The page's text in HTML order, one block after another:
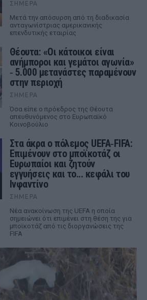
ΣΉΜΕΡΑ
Μετά την απόσυρση από τη διαδικασία
ανταγωνίστριας αμερικανικής
επενδυτικής εταιρίας
Θέουτα: «Οι κάτοικοι είναι
ανήμποροι και γεμάτοι αγωνία»
‑ 5.000 μετανάστες παραμένουν
στην περιοχή
ΣΉΜΕΡΑ
Όσα είπε ο πρόεδρος της Θέουτα
απευθυνόμενος στο Ευρωπαϊκό
Κοινοβούλιο
Στα άκρα ο πόλεμος UEFA‑FIFA:
Επιμένουν στο μποϊκοτάζ οι
Ευρωπαίοι και ζητούν
εγγυήσεις και το... κεφάλι του
Ινφαντίνο
ΣΉΜΕΡΑ
Νέα ανακοίνωση της UEFA η οποία
σημειώνει ότι επιμένει στη θέση της για
μποϊκοτάζ από τις διοργανώσεις της
FIFA